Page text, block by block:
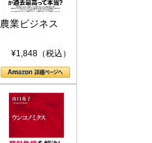
農業ビジネス
¥1,848（税込）